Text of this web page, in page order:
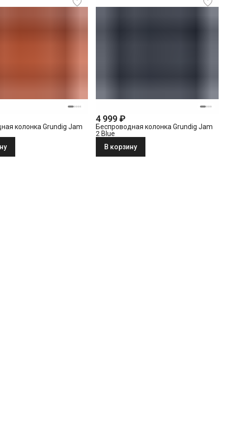
колонка Grundig Jam
4 999 ₽
Беспроводная колонка Grundig Jam
2 Blue
В корзину